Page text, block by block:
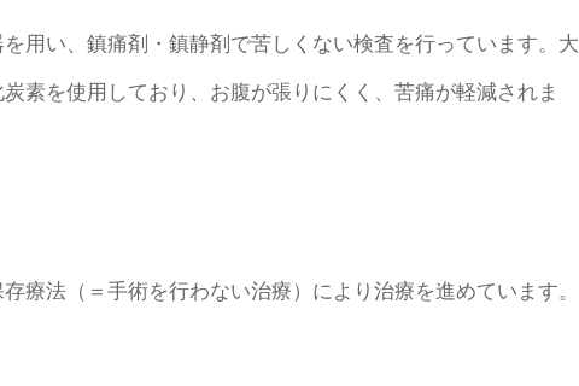
用い、鎮痛剤・鎮静剤で苦しくない検査を行っています。大
素を使用しており、お腹が張りにくく、苦痛が軽減されま
療法（＝手術を行わない治療）により治療を進めています。